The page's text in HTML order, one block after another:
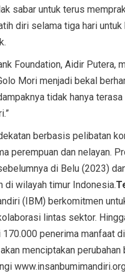
sabar untuk terus
diri selama tiga hari
Foundation, Aidir Putera,
Mori menjadi bekal
tidak hanya
berbasis pelibatan
perempuan dan nelayan.
di Belu (2023)
di wilayah timur Indonesia.
(IBM) berkomitmen
lintas sektor.
penerima manfaat
menciptakan